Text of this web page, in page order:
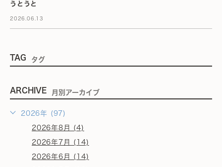
うとうと
2026.06.13
TAG タグ
ARCHIVE 月別アーカイブ
2026年 (97)
2026年8月 (4)
2026年7月 (14)
2026年6月 (14)